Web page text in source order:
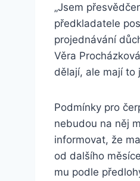
„Jsem
předkladatele
projednávání
Věra
dělají, ale mají to
Podmínky pro
nebudou na něj
informovat, že
od dalšího
mu podle